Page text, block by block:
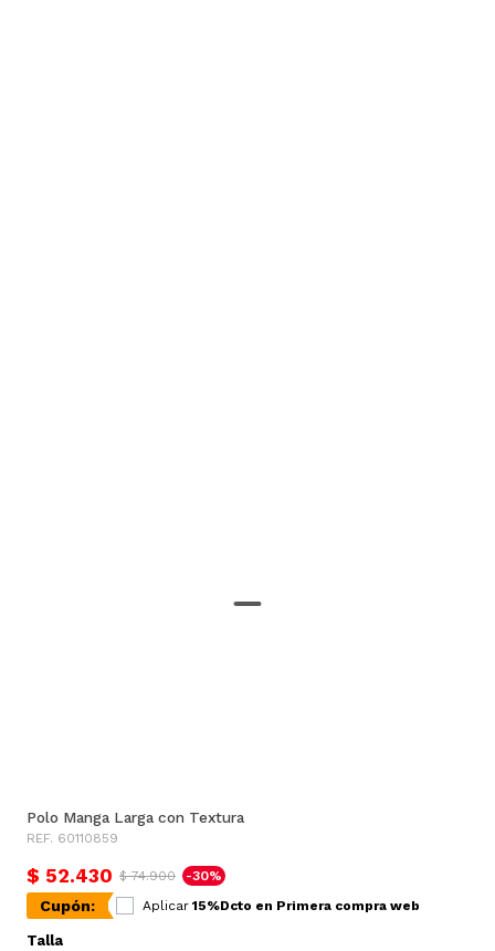
Polo Manga Larga con Textura
REF. 60110859
$ 52.430 $ 74.900 -30%
Cupón: Aplicar 15%Dcto en Primera compra web
Talla